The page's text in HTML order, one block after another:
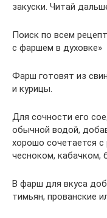
закуски. Читай
Поиск по всем
с фаршем в духовке»
Фарш готовят из
и курицы.
Для сочности его
обычной водой,
хорошо сочетается
чесноком, кабачком,
В фарш для вкуса
тимьян, прованские